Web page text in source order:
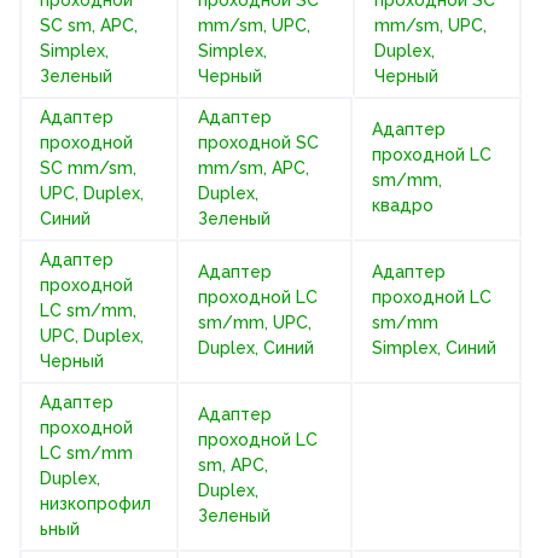
SC sm, APC,
Simplex,
Зеленый
mm/sm, UPC,
Simplex,
Черный
mm/sm, UPC,
Duplex,
Черный
Адаптер
проходной
SC mm/sm,
UPC, Duplex,
Синий
Адаптер
проходной SC
mm/sm, APC,
Duplex,
Зеленый
Адаптер
проходной LС
sm/mm,
квадро
Адаптер
проходной
LC sm/mm,
UPC, Duplex,
Черный
Адаптер
проходной LC
sm/mm, UPC,
Duplex, Синий
Адаптер
проходной LC
sm/mm
Simplex, Синий
Адаптер
проходной
LC sm/mm
Duplex,
низкопрофил
ьный
Адаптер
проходной LC
sm, APC,
Duplex,
Зеленый